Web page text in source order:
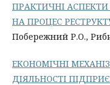
ПРАКТИЧНІ
НА ПРОЦЕС
Побережний Р.О.,
ЕКОНОМІЧНІ
ДІЯЛЬНОСТІ